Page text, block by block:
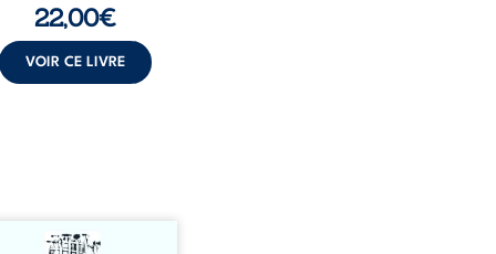
22,00€
VOIR CE LIVRE
nous vraiment libres